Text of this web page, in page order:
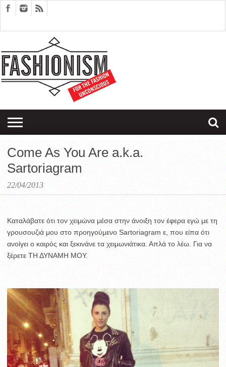
EDITORIALS
COUPLES
THERAPY
SARTORIAGRAM
Come As You Are a.k.a.
Sartoriagram
22/04/2013
Καταλάβατε ότι τον χειμώνα μέσα στην άνοιξη τον έφερα εγώ με τη
γρουσουζιά μου στο προηγούμενο Sartoriagram ε, που είπα ότι
ανοίγει ο καιρός και ξεκινάνε τα χειμωνιάτικα. Απλά το λέω. Για να
ξέρετε ΤΗ ΔΥΝΑΜΗ ΜΟΥ.